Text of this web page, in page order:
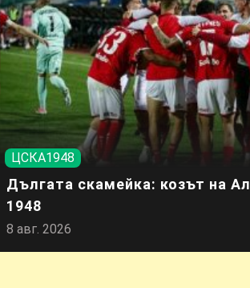
ЦСКА1948
Дългата скамейка: козът на
1948
8 авг. 2026